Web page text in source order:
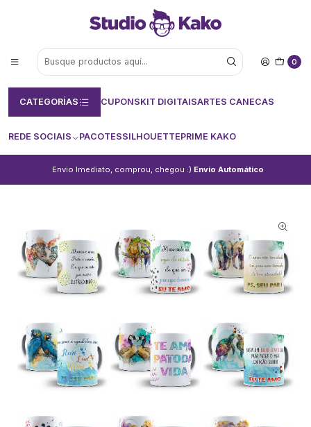
0
CATEGORÍAS CUPONSKIT DIGITAISARTES CANECAS
REDE SOCIAIS PACOTESSILHOUETTEPRIME KAKO
Envio Imediato, comprou, chegou :) Envio Automático